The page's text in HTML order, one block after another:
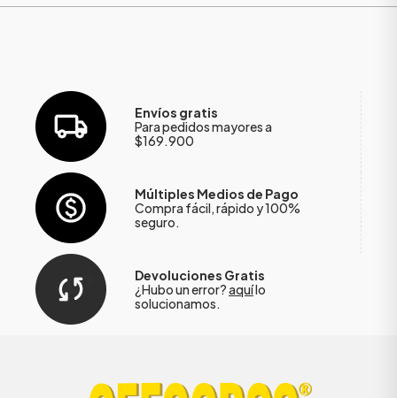
Envíos gratis
Para pedidos mayores a
$169.900
Múltiples Medios de Pago
Compra fácil, rápido y 100%
seguro.
Devoluciones Gratis
¿Hubo un error?aquílo
solucionamos.